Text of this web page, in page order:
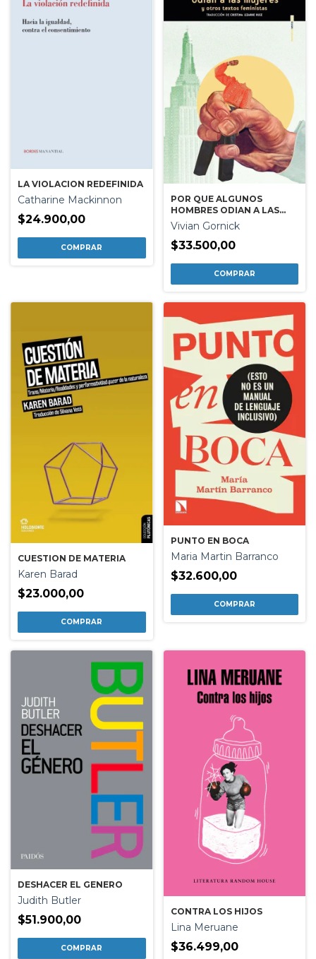
LA VIOLACION REDEFINIDA
Catharine Mackinnon
$24.900,00
POR QUE ALGUNOS
HOMBRES ODIAN A LAS
MUJERES Y OTROS TEXTOS
FEMINISTAS
Vivian Gornick
$33.500,00
CUESTION DE MATERIA
Karen Barad
$23.000,00
PUNTO EN BOCA
Maria Martin Barranco
$32.600,00
DESHACER EL GENERO
Judith Butler
$51.900,00
CONTRA LOS HIJOS
Lina Meruane
$36.499,00